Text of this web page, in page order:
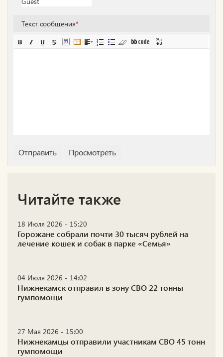
Текст сообщения*
Читайте также
18 Июля 2026 - 15:20
Горожане собрали почти 30 тысяч рублей на
лечение кошек и собак в парке «Семья»
04 Июля 2026 - 14:02
Нижнекамск отправил в зону СВО 22 тонны
гумпомощи
27 Мая 2026 - 15:00
Нижнекамцы отправили участникам СВО 45 тонн
гумпомощи